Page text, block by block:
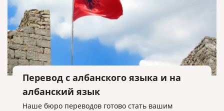
Перевод с албанского языка и на
албанский язык
Наше бюро переводов готово стать вашим